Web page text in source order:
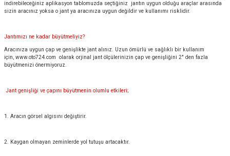
indirebileceğiniz aplikasyon tablomuzda seçtiğiniz jantın uygun olduğu araçlar arasında
sizin aracınız yoksa o jant ya aracınıza uygun değildir ve kullanımı risklidir.
Jantımızı ne kadar büyütmeliyiz?
Aracınıza uygun çap ve genişlikte jant alınız. Uzun ömürlü ve sağlıklı bir kullanım
için, www.oto724.com olarak orjinal jant ölçülerinizin çap ve genişliğini 2" den fazla
büyütmenizi önermiyoruz.
Jant genişliği ve çapını büyütmenin olumlu etkileri;
1. Aracın görsel algısını değiştirir.
2. Kaygan olmayan zeminlerde yol tutuşu artacaktır.